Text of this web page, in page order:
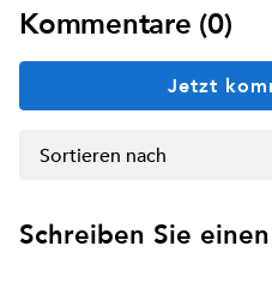
Kommentare (0)
Jetzt
Sortieren nach
Schreiben Sie